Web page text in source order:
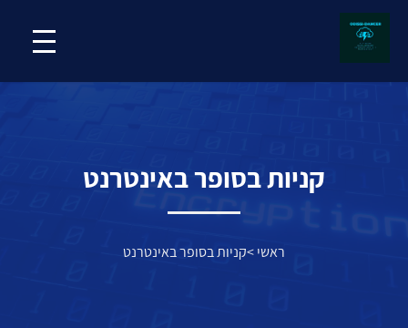
קניות בסופר באינטרנט
ראשי>קניות בסופר באינטרנט